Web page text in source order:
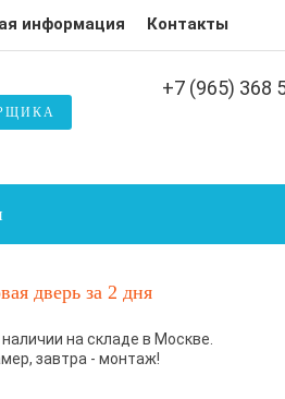
информация Контакты
+7 (965) 368
дверь за 2 дня
на складе в Москве.
завтра - монтаж!